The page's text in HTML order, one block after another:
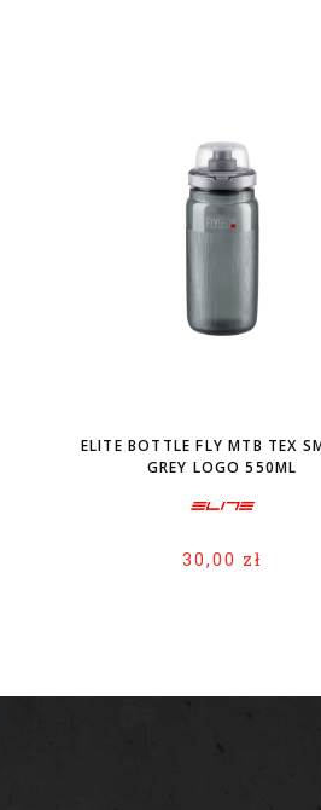
ELITE BOTTLE FLY MTB TEX
GREY LOGO 550ML
30,00 zł